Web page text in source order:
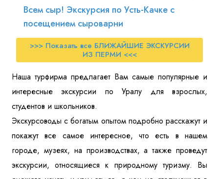
Всем сыр! Экскурсия по Усть-Качке с
посещением сыроварни
>>> Показать все БЛИЖАЙШИЕ ЭКСКУРСИИ
ИЗ ПЕРМИ <<<
Наша турфирма предлагает Вам самые популярные и
интересные экскурсии по Уралу для взрослых,
студентов и школьников.
Экскурсоводы с богатым опытом подробно расскажут и
покажут все самое интересное, что есть в нашем
городе, музеях, на производствах, а также проведут
экскурсии, относящиеся к природному туризму. Вы